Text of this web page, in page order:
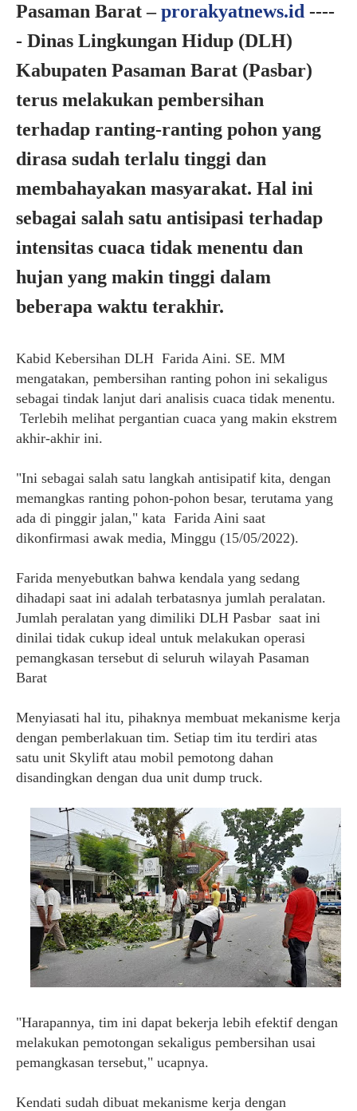
Pasaman Barat –prorakyatnews.id ----
- Dinas Lingkungan Hidup (DLH)
Kabupaten Pasaman Barat (Pasbar)
terus melakukan pembersihan
terhadap ranting-ranting pohon yang
dirasa sudah terlalu tinggi dan
membahayakan masyarakat. Hal ini
sebagai salah satu antisipasi terhadap
intensitas cuaca tidak menentu dan
hujan yang makin tinggi dalam
beberapa waktu terakhir.
Kabid Kebersihan DLH Farida Aini. SE. MM
mengatakan, pembersihan ranting pohon ini sekaligus
sebagai tindak lanjut dari analisis cuaca tidak menentu.
Terlebih melihat pergantian cuaca yang makin ekstrem
akhir-akhir ini.
"Ini sebagai salah satu langkah antisipatif kita, dengan
memangkas ranting pohon-pohon besar, terutama yang
ada di pinggir jalan," kata Farida Aini saat
dikonfirmasi awak media, Minggu (15/05/2022).
Farida menyebutkan bahwa kendala yang sedang
dihadapi saat ini adalah terbatasnya jumlah peralatan.
Jumlah peralatan yang dimiliki DLH Pasbar saat ini
dinilai tidak cukup ideal untuk melakukan operasi
pemangkasan tersebut di seluruh wilayah Pasaman
Barat
Menyiasati hal itu, pihaknya membuat mekanisme kerja
dengan pemberlakuan tim. Setiap tim itu terdiri atas
satu unit Skylift atau mobil pemotong dahan
disandingkan dengan dua unit dump truck.
"Harapannya, tim ini dapat bekerja lebih efektif dengan
melakukan pemotongan sekaligus pembersihan usai
pemangkasan tersebut," ucapnya.
Kendati sudah dibuat mekanisme kerja dengan